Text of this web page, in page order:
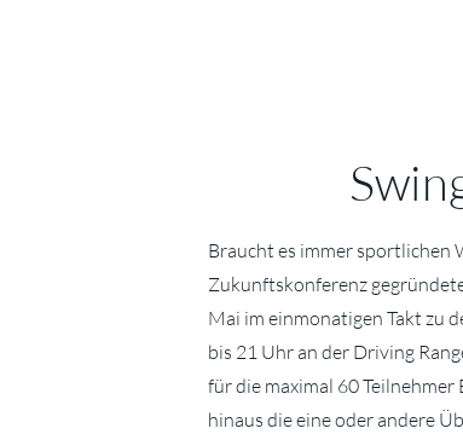
Braucht es immer sportlichen
Zukunftskonferenz
Mai im einmonatigen Takt zu
bis 21 Uhr an der Driving
für die maximal 60
hinaus die eine oder andere